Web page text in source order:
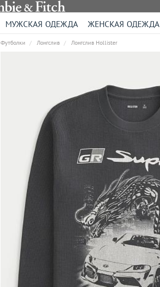
МУЖСКАЯ ОДЕЖДА ЖЕНСКАЯ ОДЕЖДА
Футболки Лонгслив Лонгслив Hollister